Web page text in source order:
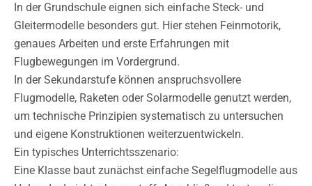
In der Grundschule eignen sich einfache Steck- und
Gleitermodelle besonders gut. Hier stehen Feinmotorik,
genaues Arbeiten und erste Erfahrungen mit
Flugbewegungen im Vordergrund.
In der Sekundarstufe können anspruchsvollere
Flugmodelle, Raketen oder Solarmodelle genutzt werden,
um technische Prinzipien systematisch zu untersuchen
und eigene Konstruktionen weiterzuentwickeln.
Ein typisches Unterrichtsszenario:
Eine Klasse baut zunächst einfache Segelflugmodelle aus